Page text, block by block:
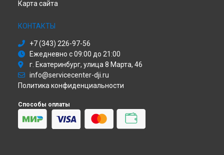
Диагностика квадрокоптера DJI в
Диагностика квадрокоптера DJI в
Карта сайта
КОНТАКТЫ
+7 (343) 226-97-56
Ежедневно с 09:00 до 21:00
г. Екатеринбург, улица 8 Марта, 46
info@servicecenter-dji.ru
Политика конфиденциальности
Способы оплаты